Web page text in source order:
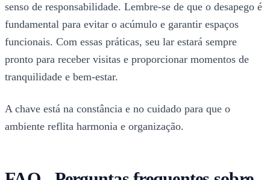
senso de responsabilidade. Lembre-se de que o desapego é
fundamental para evitar o acúmulo e garantir espaços
funcionais. Com essas práticas, seu lar estará sempre
pronto para receber visitas e proporcionar momentos de
tranquilidade e bem-estar.
A chave está na constância e no cuidado para que o
ambiente reflita harmonia e organização.